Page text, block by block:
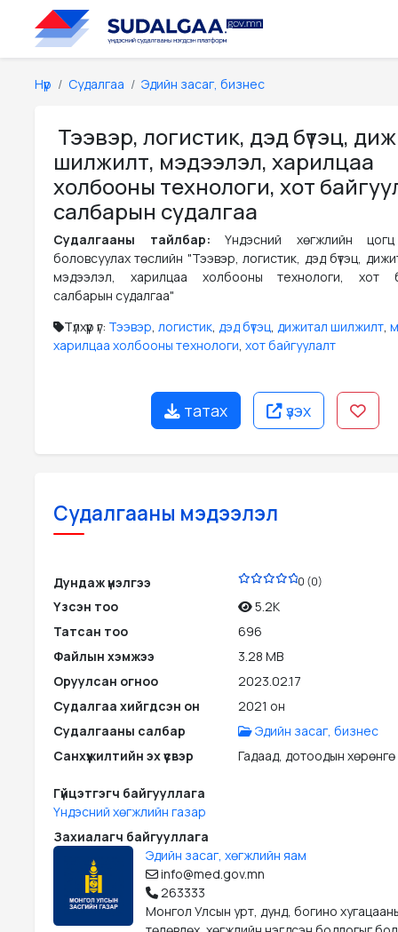
Нүүр Судалгаа Эдийн засаг, бизнес
Тээвэр, логистик, дэд бүтэц,
шилжилт, мэдээлэл, харилцаа
холбооны технологи, хот
салбарын судалгаа
Судалгааны тайлбар:Үндэсний хөгжлийн цогц
боловсуулах төслийн "Тээвэр, логистик, дэд бүтэц,
мэдээлэл, харилцаа холбооны технологи, хот
салбарын судалгаа"
Түлхүүр үг: Тээвэр, логистик, дэд бүтэц, дижитал шилжилт,
харилцаа холбооны технологи, хот байгуулалт
татах үзэх
Судалгааны мэдээлэл
Дундаж үнэлгээ 0 (0)
Үзсэн тоо
5.2K
Татсан тоо
696
Файлын хэмжээ
3.28 MB
Оруулсан огноо
2023.02.17
Судалгаа хийгдсэн он
2021 он
Судалгааны салбар
Эдийн засаг, бизнес
Санхүүжилтийн эх үүсвэр
Гадаад, дотоодын
Гүйцэтгэгч байгууллага
Үндэсний хөгжлийн газар
Захиалагч байгууллага
Эдийн засаг, хөгжлийн яам
info@med.gov.mn
263333
Монгол Улсын урт, дунд, богино